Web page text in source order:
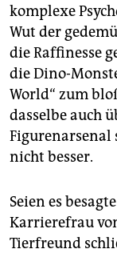
komplexe
Wut der
die Raffinesse
die Dino-
World“ zum
dasselbe auch
Figurenarsenal
nicht besser.
Seien es
Karrierefrau
Tierfreund